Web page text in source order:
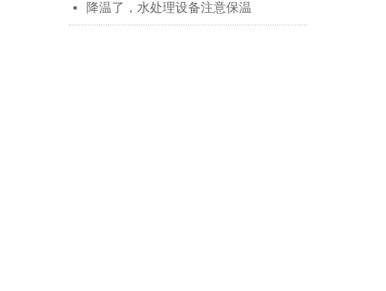
넷 降温了，水处理设备注意保温